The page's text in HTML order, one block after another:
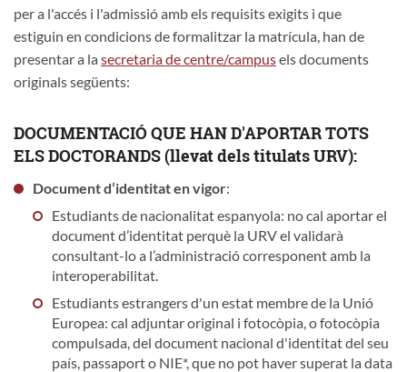
per a l'accés i l'admissió amb els requisits exigits i que
estiguin en condicions de formalitzar la matrícula, han de
presentar a la secretaria de centre/campusels documents
originals següents:
DOCUMENTACIÓ QUE HAN D'APORTAR TOTS
ELS DOCTORANDS (llevat dels titulats URV):
Document d’identitat en vigor:
Estudiants de nacionalitat espanyola: no cal aportar el
document d’identitat perquè la URV el validarà
consultant-lo a l’administració corresponent amb la
interoperabilitat.
Estudiants estrangers d'un estat membre de la Unió
Europea: cal adjuntar original i fotocòpia, o fotocòpia
compulsada, del document nacional d'identitat del seu
país, passaport o NIE*, que no pot haver superat la data